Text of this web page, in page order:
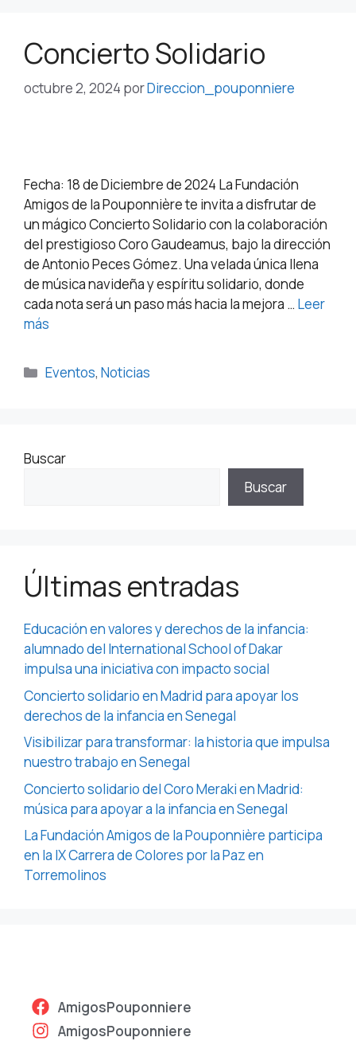
Concierto Solidario
octubre 2, 2024 porDireccion_pouponniere
Fecha: 18 de Diciembre de 2024 La Fundación
Amigos de la Pouponnière te invita a disfrutar de
un mágico Concierto Solidario con la colaboración
del prestigioso Coro Gaudeamus, bajo la dirección
de Antonio Peces Gómez. Una velada única llena
de música navideña y espíritu solidario, donde
cada nota será un paso más hacia la mejora … Leer
más
Eventos,Noticias
Buscar
Buscar
Últimas entradas
Educación en valores y derechos de la infancia:
alumnado del International School of Dakar
impulsa una iniciativa con impacto social
Concierto solidario en Madrid para apoyar los
derechos de la infancia en Senegal
Visibilizar para transformar: la historia que impulsa
nuestro trabajo en Senegal
Concierto solidario del Coro Meraki en Madrid:
música para apoyar a la infancia en Senegal
La Fundación Amigos de la Pouponnière participa
en la IX Carrera de Colores por la Paz en
Torremolinos
AmigosPouponniere
AmigosPouponniere